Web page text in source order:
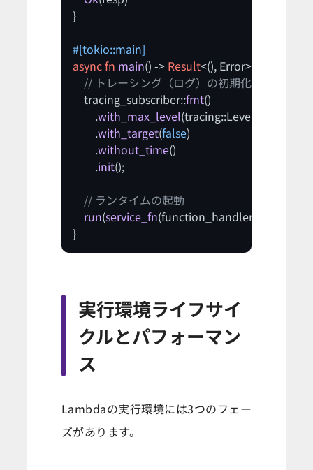
}
#[tokio::main]
asyncfn main() -> Result<(), Error> {
// トレーシング（ログ）の初期化
    tracing_subscriber::
fmt()
        .
with_max_level(tracing::Level::INFO)
        .
with_target(false)
        .
without_time()
        .
init();
// ランタイムの起動
run(service_fn(function_handler)).
}
実行環境ライフサイ
クルとパフォーマン
ス
Lambdaの実行環境には3つのフェー
ズがあります。